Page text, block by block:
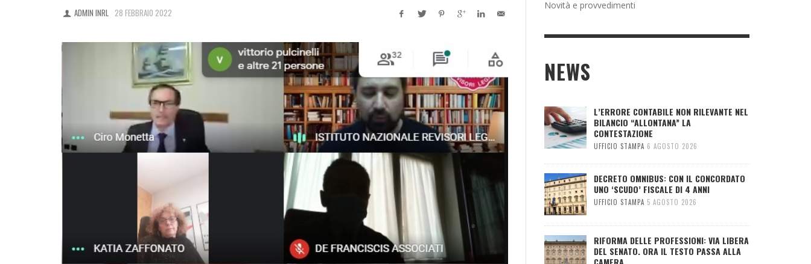
ADMIN INRL 28 FEBBRAIO 2022
Novità e provvedimenti
NEWS
L’ERRORE CONTABILE NON RILEVANTE NEL
BILANCIO “ALLONTANA” LA
CONTESTAZIONE
UFFICIO STAMPA 6 AGOSTO 2026
DECRETO OMNIBUS: CON IL CONCORDATO
UNO ‘SCUDO’ FISCALE DI 4 ANNI
UFFICIO STAMPA 5 AGOSTO 2026
RIFORMA DELLE PROFESSIONI: VIA LIBERA
DEL SENATO. ORA IL TESTO PASSA ALLA